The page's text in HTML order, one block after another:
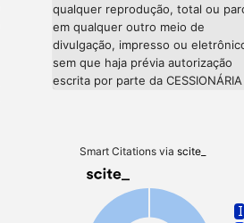
qualquer reprodução, total ou
em qualquer outro meio de
divulgação, impresso ou
sem que haja prévia autorização
escrita por parte da CESSIONÁRIA
Smart Citations via scite_